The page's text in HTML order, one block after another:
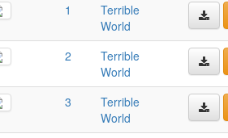
1
Terrible
World
2
Terrible
World
3
Terrible
World